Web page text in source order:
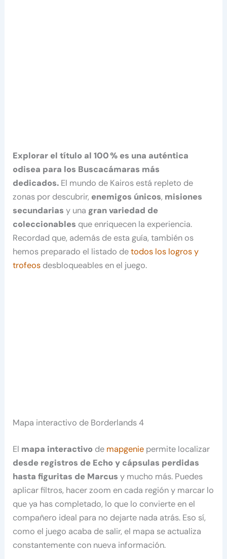
Explorar el título al 100 % es una auténtica
odisea para los Buscacámaras más
dedicados. El mundo de Kairos está repleto de
zonas por descubrir, enemigos únicos, misiones
secundarias y una gran variedad de
coleccionables que enriquecen la experiencia.
Recordad que, además de esta guía, también os
hemos preparado el listado detodos los logros y
trofeos desbloqueables en el juego.
Mapa interactivo de Borderlands 4
El mapa interactivo de mapgenie permite localizar
desde registros de Echo y cápsulas perdidas
hasta figuritas de Marcus y mucho más. Puedes
aplicar filtros, hacer zoom en cada región y marcar lo
que ya has completado, lo que lo convierte en el
compañero ideal para no dejarte nada atrás. Eso sí,
como el juego acaba de salir, el mapa se actualiza
constantemente con nueva información.